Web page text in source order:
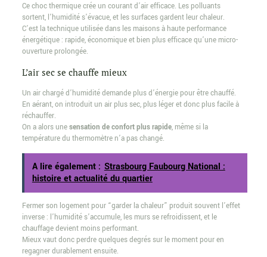
Ce choc thermique crée un courant d’air efficace. Les polluants
sortent, l’humidité s’évacue, et les surfaces gardent leur chaleur.
C’est la technique utilisée dans les maisons à haute performance
énergétique : rapide, économique et bien plus efficace qu’une micro-
ouverture prolongée.
L’air sec se chauffe mieux
Un air chargé d’humidité demande plus d’énergie pour être chauffé.
En aérant, on introduit un air plus sec, plus léger et donc plus facile à
réchauffer.
On a alors unesensation de confort plus rapide, même si la
température du thermomètre n’a pas changé.
A lire également : Strasbourg Faubourg National :
histoire et actualité du quartier
Fermer son logement pour “garder la chaleur” produit souvent l’effet
inverse : l’humidité s’accumule, les murs se refroidissent, et le
chauffage devient moins performant.
Mieux vaut donc perdre quelques degrés sur le moment pour en
regagner durablement ensuite.